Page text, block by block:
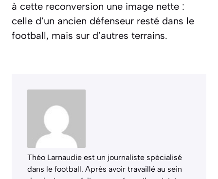
à cette reconversion une image nette :
celle d’un ancien défenseur resté dans le
football, mais sur d’autres terrains.
Théo Larnaudie est un journaliste spécialisé
dans le football. Après avoir travaillé au sein